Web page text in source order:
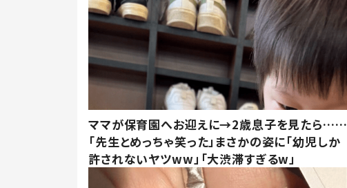
ママが保育園へお迎えに→2歳息子を見たら……
「先生とめっちゃ笑った」まさかの姿に「幼児しか
許されないヤツww」「大渋滞すぎるw」